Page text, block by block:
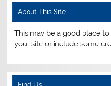
About This Site
This may be a good place
your site or include some